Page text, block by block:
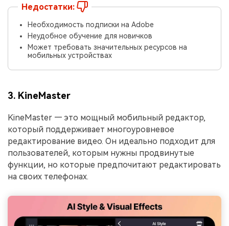
Недостатки:
Необходимость подписки на Adobe
Неудобное обучение для новичков
Может требовать значительных ресурсов на
мобильных устройствах
3. KineMaster
KineMaster — это мощный мобильный редактор,
который поддерживает многоуровневое
редактирование видео. Он идеально подходит для
пользователей, которым нужны продвинутые
функции, но которые предпочитают редактировать
на своих телефонах.